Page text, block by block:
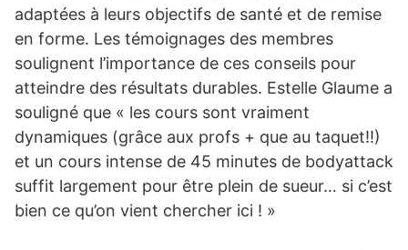
adaptées à leurs objectifs de santé et de remise
en forme. Les témoignages des membres
soulignent l’importance de ces conseils pour
atteindre des résultats durables. Estelle Glaume a
souligné que « les cours sont vraiment
dynamiques (grâce aux profs + que au taquet!!)
et un cours intense de 45 minutes de bodyattack
suffit largement pour être plein de sueur… si c’est
bien ce qu’on vient chercher ici ! »